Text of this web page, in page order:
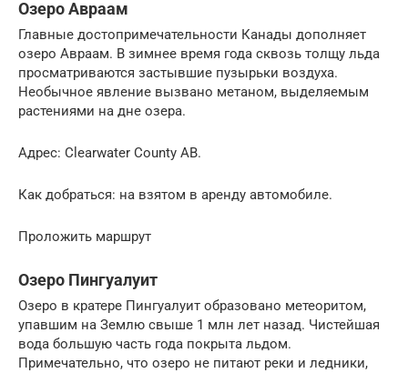
Озеро Авраам
Главные достопримечательности Канады дополняет
озеро Авраам. В зимнее время года сквозь толщу льда
просматриваются застывшие пузырьки воздуха.
Необычное явление вызвано метаном, выделяемым
растениями на дне озера.
Адрес: Clearwater County AB.
Как добраться: на взятом в аренду автомобиле.
Проложить маршрут
Озеро Пингуалуит
Озеро в кратере Пингуалуит образовано метеоритом,
упавшим на Землю свыше 1 млн лет назад. Чистейшая
вода большую часть года покрыта льдом.
Примечательно, что озеро не питают реки и ледники,